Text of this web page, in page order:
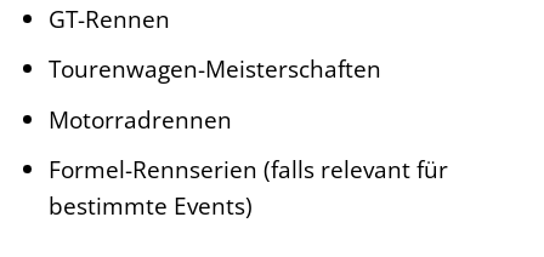
GT-Rennen
Tourenwagen-Meisterschaften
Motorradrennen
Formel-Rennserien (falls relevant für
bestimmte Events)